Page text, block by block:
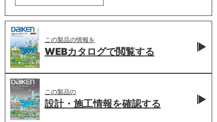
この製品の情報を
WEBカタログで閲覧する
この製品の
設計・施工情報を確認する